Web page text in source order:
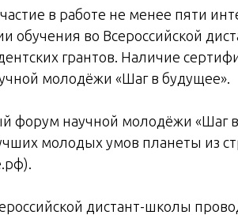
в работе не менее пяти
обучения во Всероссийской
грантов. Наличие
молодёжи «Шаг в будущее».
научной молодёжи «Шаг в
молодых умов планеты из
дистант-школы